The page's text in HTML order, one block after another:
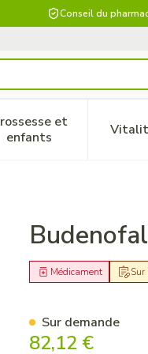
Conseil du
Beauté, soins et
menu pour la
et
enfantsAfficher le sous-
Sur
Médicament
82,12 €
Sur demande